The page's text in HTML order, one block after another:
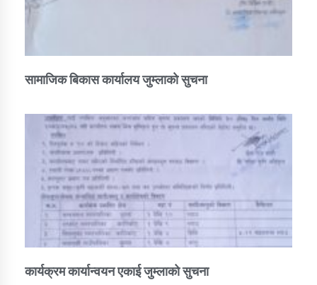
सामाजिक बिकास कार्यालय जुम्लाकाे सुचना
कार्यक्रम कार्यान्वयन एकाई जुम्लाको सुचना